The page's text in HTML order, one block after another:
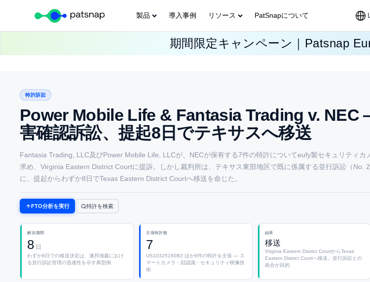
製品 導入事例 リソース PatSnapについて
期間限定キャンペーン｜Patsnap
特許訴訟
Power Mobile Life & Fantasia Trading v. NEC
害確認訴訟、提起8日でテキサスへ移送
Fantasia Trading, LLC及びPower Mobile Life, LLCが、NECが保有する7件の特許についてeufy製セキュリティカ
求め、Virginia Eastern District Courtに提訴。しかし裁判所は、テキサス東部地区で既に係属する並行訴訟（No.
に、提起からわずか8日でTexas Eastern District Courtへ移送を命じた。
FTO分析を実行 特許を検索
解決期間
8 日
わずか8日での移送決定は、連邦地裁におけ
る並行訴訟管理の迅速性を示す典型例
主張特許数
7
US10325160B2 ほか6件の特許を主張 — ス
マートカメラ・顔認識・セキュリティ映像技
術
結果
移送
Virginia Eastern District CourtからTexas
Eastern District Courtへ移送。並行訴訟との
統合が目的